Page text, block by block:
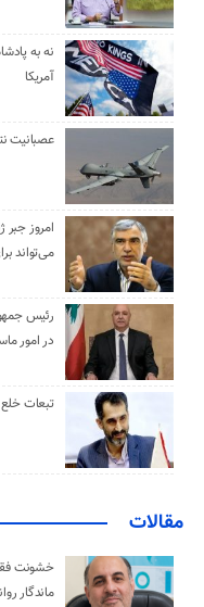
نه به
آمریکا
عصبانیت
امروز جبر
می‌تواند
رئیس
در امور
تبعات
مقالات
خشونت
ماندگار